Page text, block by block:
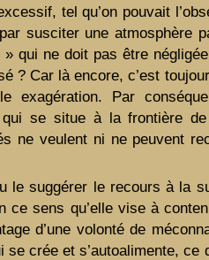
tel qu’on pouvait
susciter une atmosphère
qui ne doit pas être
? Car là encore, c’est
exagération. Par
qui se situe à la frontière
ne veulent ni ne peuvent
le suggérer le recours à la
sens qu’elle vise à
d’une volonté de
se crée et s’autoalimente,